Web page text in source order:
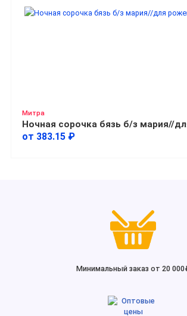
Митра
от 383.15 ₽
Минимальный заказ от 20